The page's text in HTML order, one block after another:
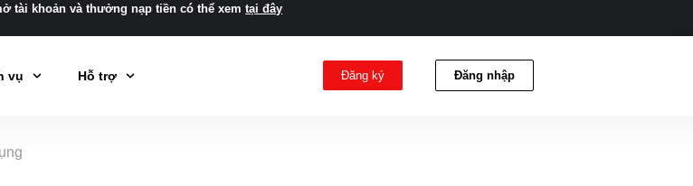
tài khoản và thưởng nạp tiền có thể xem tại đây
vụ Hỗ trợ Đăng ký Đăng nhập